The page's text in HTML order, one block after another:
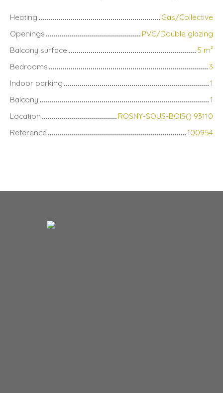
Heating
Gas/Collective
Openings
PVC/Double glazing
Balcony surface
5 m²
Bedrooms
3
Indoor parking
1
Balcony
1
Location
ROSNY-SOUS-BOIS() 93110
Reference
100954